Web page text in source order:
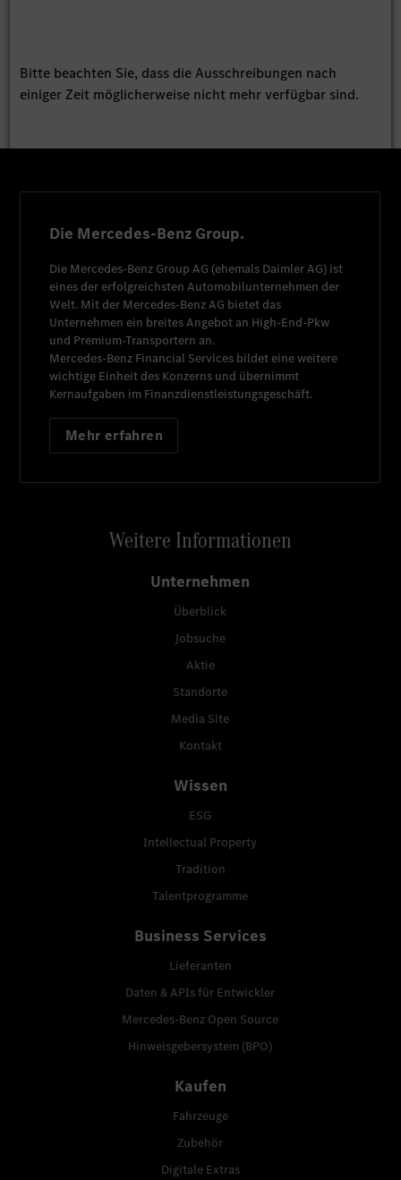
Bitte beachten Sie, dass die Ausschreibungen nach
einiger Zeit möglicherweise nicht mehr verfügbar sind.
Die Mercedes-Benz Group.
Die Mercedes-Benz Group AG (ehemals Daimler AG) ist
eines der erfolgreichsten Automobilunternehmen der
Welt. Mit der Mercedes-Benz AG bietet das
Unternehmen ein breites Angebot an High-End-Pkw
und Premium-Transportern an.
Mercedes-Benz Financial Services bildet eine weitere
wichtige Einheit des Konzerns und übernimmt
Kernaufgaben im Finanzdienstleistungsgeschäft.
Mehr erfahren
Weitere Informationen
Unternehmen
Überblick
Jobsuche
Aktie
Standorte
Media Site
Kontakt
Wissen
ESG
Intellectual Property
Tradition
Talentprogramme
Business Services
Lieferanten
Daten & APIs für Entwickler
Mercedes-Benz Open Source
Hinweisgebersystem (BPO)
Kaufen
Fahrzeuge
Zubehör
Digitale Extras